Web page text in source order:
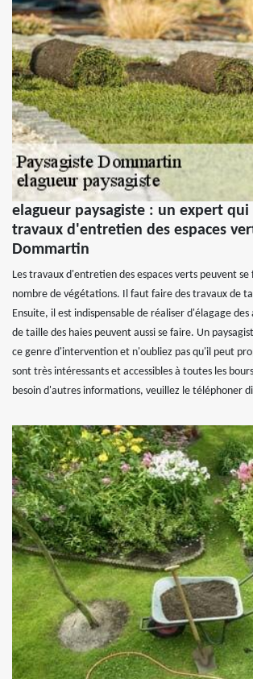
elagueur paysagiste : un expert qui
travaux d'entretien des espaces
Dommartin
Les travaux d'entretien des espaces verts peuvent
nombre de végétations. Il faut faire des travaux de
Ensuite, il est indispensable de réaliser d'élagage
de taille des haies peuvent aussi se faire. Un
ce genre d'intervention et n'oubliez pas qu'il peut
sont très intéressants et accessibles à toutes les
besoin d'autres informations, veuillez le téléphoner